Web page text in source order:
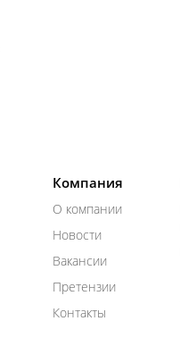
Компания
О компании
Новости
Вакансии
Претензии
Контакты